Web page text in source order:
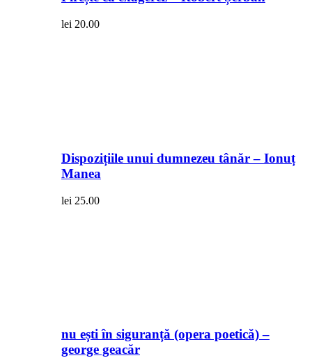
lei 20.00
Dispozițiile unui dumnezeu tânăr – Ionuț
Manea
lei 25.00
nu ești în siguranță (opera poetică) –
george geacăr